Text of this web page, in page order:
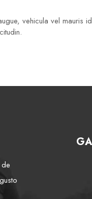
vehicula vel mauris